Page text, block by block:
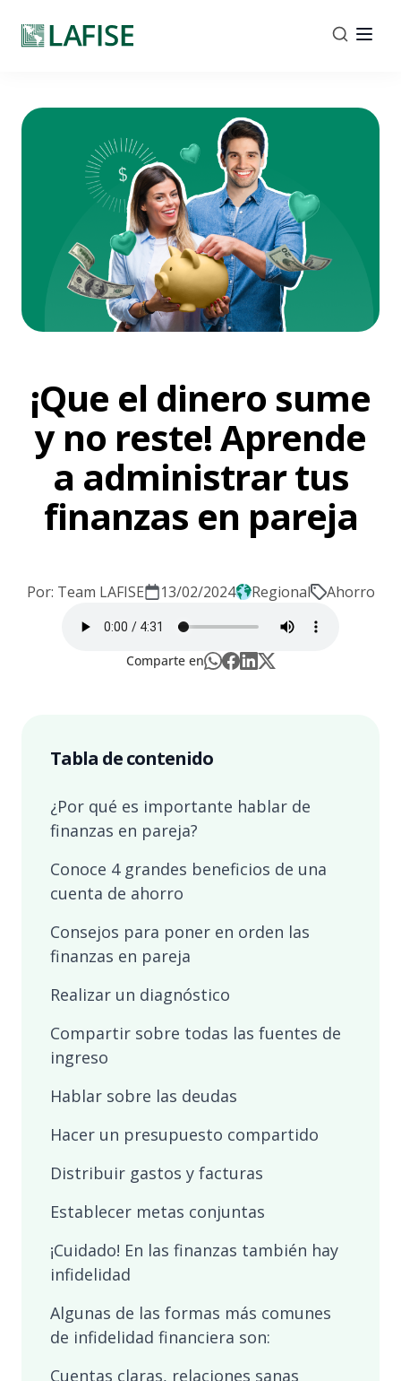
¡Que el dinero sume
y no reste! Aprende
a administrar tus
finanzas en pareja
Por: Team LAFISE 13/02/2024 Regional Ahorro
Comparte en
Tabla de contenido
¿Por qué es importante hablar de
finanzas en pareja?
Conoce 4 grandes beneficios de una
cuenta de ahorro
Consejos para poner en orden las
finanzas en pareja
Realizar un diagnóstico
Compartir sobre todas las fuentes de
ingreso
Hablar sobre las deudas
Hacer un presupuesto compartido
Distribuir gastos y facturas
Establecer metas conjuntas
¡Cuidado! En las finanzas también hay
infidelidad
Algunas de las formas más comunes
de infidelidad financiera son:
Cuentas claras, relaciones sanas